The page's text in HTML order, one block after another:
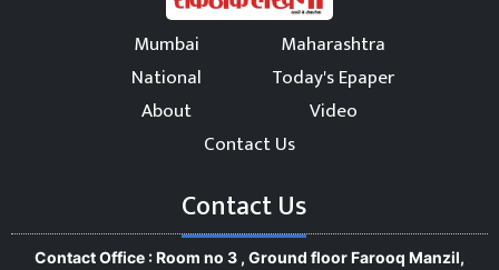
Mumbai
Maharashtra
National
Today's Epaper
About
Video
Contact Us
Contact Us
Contact Office : Room no 3 , Ground floor Farooq Manzil,